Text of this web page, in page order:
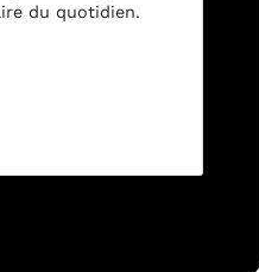
du quotidien.
personnels et
A4 en toute
anses fixes et d'une
aisément en
ainsi